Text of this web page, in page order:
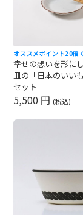
オススメポイント20倍
幸せの想いを形に
皿の「日本のいい
セット
5,500 円 (税込)